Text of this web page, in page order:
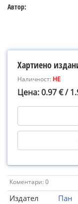
Автор:
Хартиено
Наличност: НЕ
Цена: 0.97 € /
Коментари: 0
Издател
Пан